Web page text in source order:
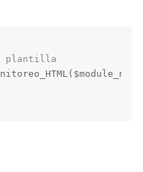
plantilla